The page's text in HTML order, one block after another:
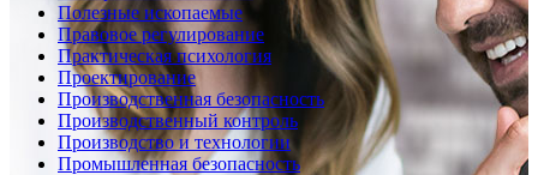
Полезные ископаемые
Правовое регулирование
Практическая психология
Проектирование
Производственная безопасность
Производственный контроль
Производство и технологии
Промышленная безопасность